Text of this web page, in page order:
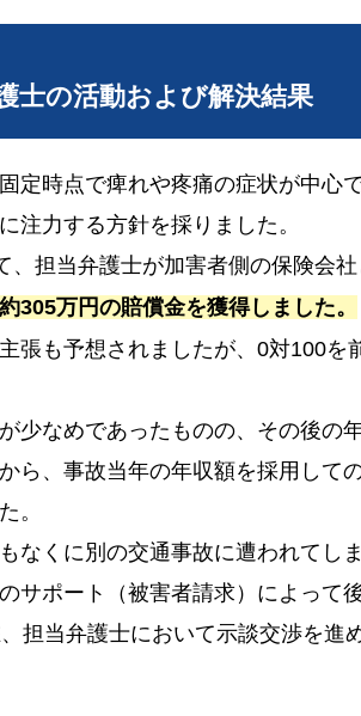
士の活動および解決結果
定時点で痺れや疼痛の症状が中心
注力する方針を採りました。
担当弁護士が加害者側の保険会
305万円の賠償金を獲得しました。
張も予想されましたが、0対100を
少なめであったものの、その後の
ら、事故当年の年収額を採用して
。
なくに別の交通事故に遭われてし
サポート（被害者請求）によって
担当弁護士において示談交渉を進